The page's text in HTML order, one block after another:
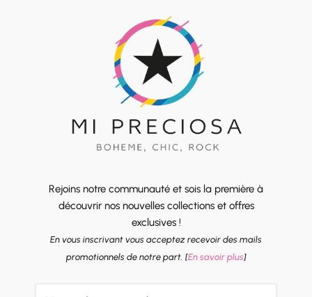
Rejoins notre communauté et sois la première à
découvrir nos nouvelles collections et offres
exclusives !
En vous inscrivant vous acceptez recevoir des mails
promotionnels de notre part. [En savoir plus]